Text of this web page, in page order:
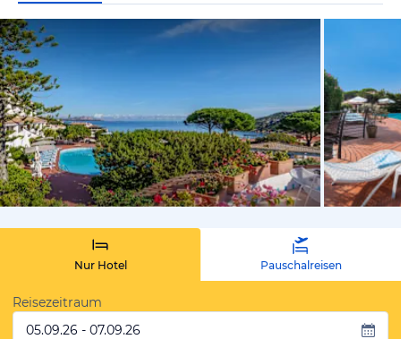
vom
Nur Hotel Pauschalreisen
Reisezeitraum
05.09.26 - 07.09.26